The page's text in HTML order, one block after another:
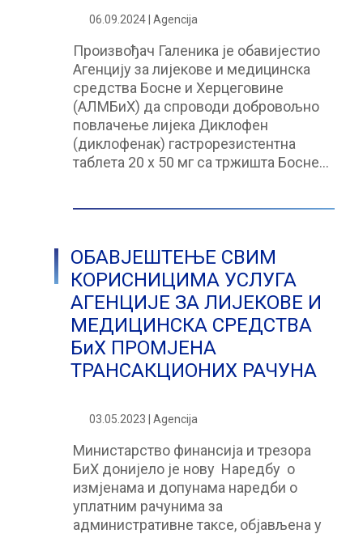
06.09.2024 | Agencija
Произвођач Галеника је обавијестио
Агенцију за лијекове и медицинска
средства Босне и Херцеговине
(АЛМБиХ) да спроводи добровољно
повлачење лијека Диклофен
(диклофенак) гастрорезистентна
таблета 20 x 50 мг са тржишта Босне…
ОБАВЈЕШТЕЊЕ СВИМ
КОРИСНИЦИМА УСЛУГА
АГЕНЦИЈЕ ЗА ЛИЈЕКОВЕ И
МЕДИЦИНСКА СРЕДСТВА
БиХ ПРОМЈЕНА
ТРАНСАКЦИОНИХ РАЧУНА
03.05.2023 | Agencija
Министарство финансија и трезора
БиХ донијело је нову Наредбу о
измјенама и допунама наредби о
уплатним рачунима за
административне таксе, објављена у